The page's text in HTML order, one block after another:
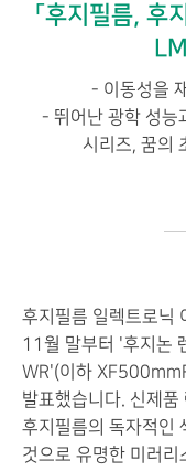
「후지필름,
- 이동성을
- 뛰어난 광학 성능
시리즈, 꿈의
후지필름 일렉트로닉
11월 말부터 '후지논
WR'(이하
발표했습니다. 신제
후지필름의 독자적인
것으로 유명한 미러리